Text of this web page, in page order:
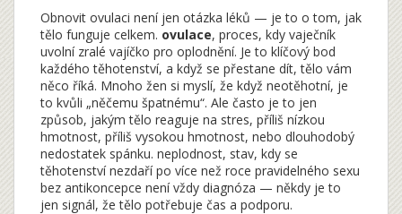
Obnovit ovulaci není jen otázka léků — je to o tom, jak
tělo funguje celkem. ovulace, proces, kdy vaječník
uvolní zralé vajíčko pro oplodnění. Je to klíčový bod
každého těhotenství, a když se přestane dít, tělo vám
něco říká. Mnoho žen si myslí, že když neotěhotní, je
to kvůli „něčemu špatnému“. Ale často je to jen
způsob, jakým tělo reaguje na stres, příliš nízkou
hmotnost, příliš vysokou hmotnost, nebo dlouhodobý
nedostatek spánku. neplodnost, stav, kdy se
těhotenství nezdaří po více než roce pravidelného sexu
bez antikoncepce není vždy diagnóza — někdy je to
jen signál, že tělo potřebuje čas a podporu.